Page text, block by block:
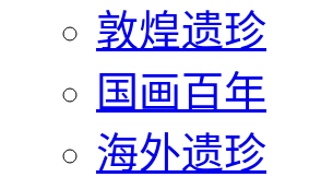
敦煌遗珍
国画百年
海外遗珍